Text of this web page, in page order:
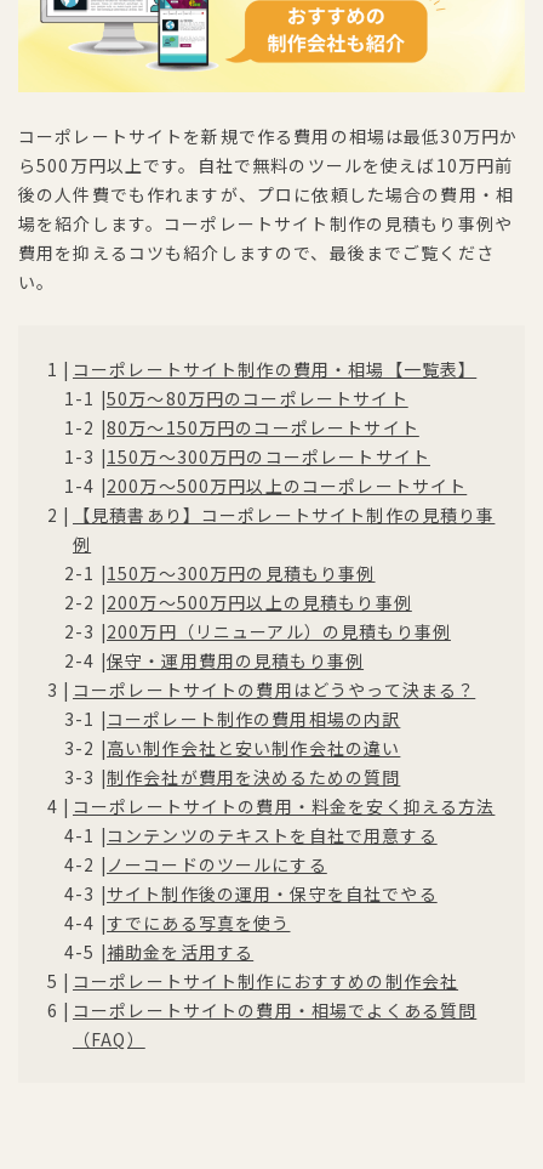
コーポレートサイトを新規で作る費用の相場は最低30万円か
ら500万円以上です。自社で無料のツールを使えば10万円前
後の人件費でも作れますが、プロに依頼した場合の費用・相
場を紹介します。コーポレートサイト制作の見積もり事例や
費用を抑えるコツも紹介しますので、最後までご覧くださ
い。
コーポレートサイト制作の費用・相場【一覧表】
50万〜80万円のコーポレートサイト
80万〜150万円のコーポレートサイト
150万〜300万円のコーポレートサイト
200万〜500万円以上のコーポレートサイト
【見積書あり】コーポレートサイト制作の見積り事
例
150万〜300万円の見積もり事例
200万〜500万円以上の見積もり事例
200万円（リニューアル）の見積もり事例
保守・運用費用の見積もり事例
コーポレートサイトの費用はどうやって決まる？
コーポレート制作の費用相場の内訳
高い制作会社と安い制作会社の違い
制作会社が費用を決めるための質問
コーポレートサイトの費用・料金を安く抑える方法
コンテンツのテキストを自社で用意する
ノーコードのツールにする
サイト制作後の運用・保守を自社でやる
すでにある写真を使う
補助金を活用する
コーポレートサイト制作におすすめの制作会社
コーポレートサイトの費用・相場でよくある質問
（FAQ）